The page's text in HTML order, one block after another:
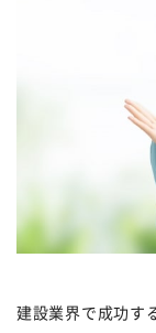
建設業界で成功す